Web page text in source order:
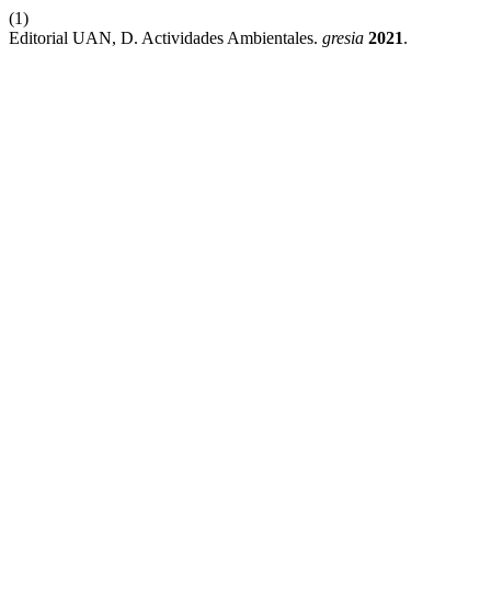
(1)
Editorial UAN, D. Actividades Ambientales. gresia 2021.